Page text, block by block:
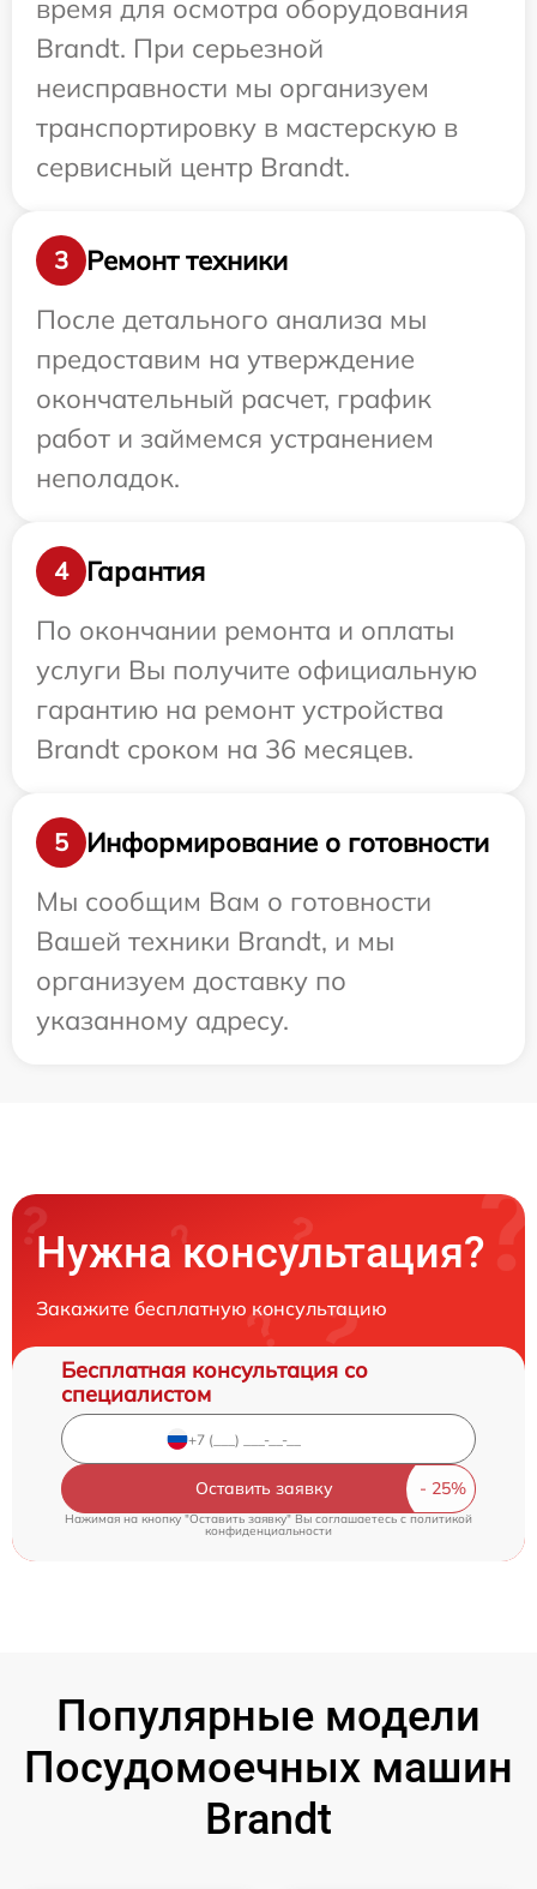
время для осмотра оборудования
Brandt. При серьезной
неисправности мы организуем
транспортировку в мастерскую в
сервисный центр Brandt.
3
Ремонт техники
После детального анализа мы
предоставим на утверждение
окончательный расчет, график
работ и займемся устранением
неполадок.
4
Гарантия
По окончании ремонта и оплаты
услуги Вы получите официальную
гарантию на ремонт устройства
Brandt сроком на 36 месяцев.
5
Информирование о готовности
Мы сообщим Вам о готовности
Вашей техники Brandt, и мы
организуем доставку по
указанному адресу.
Нужна консультация?
Закажите бесплатную консультацию
Бесплатная консультация со
специалистом
Оставить заявку
Нажимая на кнопку "Оставить заявку" Вы соглашаетесь cполитикой
конфиденциальности
Популярные модели
Посудомоечных машин
Brandt